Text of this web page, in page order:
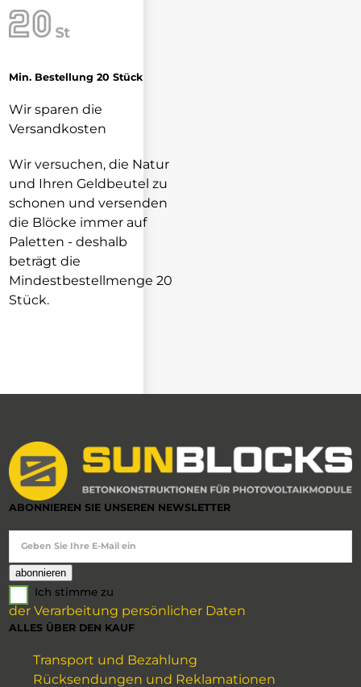
Min. Bestellung 20 Stück
Wir sparen die
Versandkosten
Wir versuchen, die Natur
und Ihren Geldbeutel zu
schonen und versenden
die Blöcke immer auf
Paletten - deshalb
beträgt die
Mindestbestellmenge 20
Stück.
ABONNIEREN SIE UNSEREN NEWSLETTER
Geben Sie Ihre E-Mail ein
Ich stimme zu
der Verarbeitung persönlicher Daten
ALLES ÜBER DEN KAUF
Transport und Bezahlung
Rücksendungen und Reklamationen